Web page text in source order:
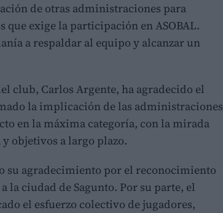
de otras administraciones para
exige la participación en ASOBAL.
a respaldar al equipo y alcanzar un
club, Carlos Argente, ha agradecido el
la implicación de las administraciones
en la máxima categoría, con la mirada
objetivos a largo plazo.
su agradecimiento por el reconocimiento
la ciudad de Sagunto. Por su parte, el
el esfuerzo colectivo de jugadores,